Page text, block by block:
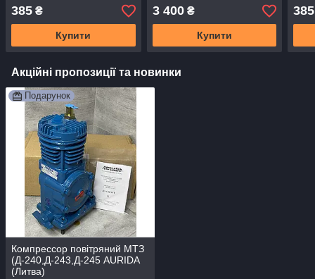
385 ₴
Купити
3 400₴
Купити
385
Акційні пропозиції та новинки
Подарунок
Компрессор повітряний МТЗ
(Д-240,Д-243,Д-245 AURIDA
(Литва)